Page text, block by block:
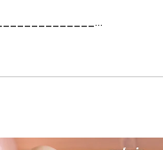
Hilfswerk und eine